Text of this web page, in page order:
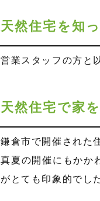
天然住宅を知
営業スタッフの方と
天然住宅で家
鎌倉市で開催された
真夏の開催にもかか
がとても印象的でし